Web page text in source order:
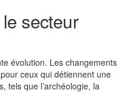
secteur
évolution. Les changements
ceux qui détiennent une
tels que l’archéologie, la